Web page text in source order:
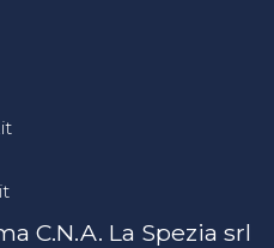
C.N.A. La Spezia srl